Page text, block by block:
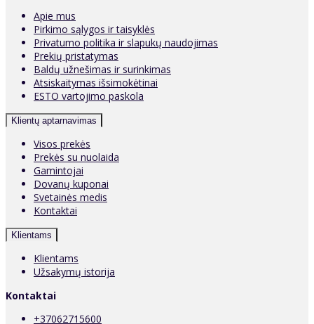
Apie mus
Pirkimo sąlygos ir taisyklės
Privatumo politika ir slapukų naudojimas
Prekių pristatymas
Baldų užnešimas ir surinkimas
Atsiskaitymas išsimokėtinai
ESTO vartojimo paskola
Klientų aptarnavimas
Visos prekės
Prekės su nuolaida
Gamintojai
Dovanų kuponai
Svetainės medis
Kontaktai
Klientams
Klientams
Užsakymų istorija
Kontaktai
+37062715600